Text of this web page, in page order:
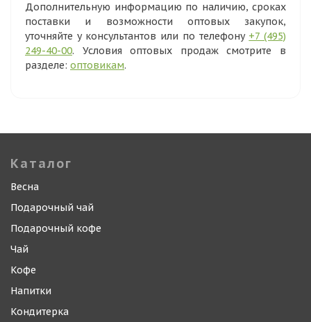
Дополнительную информацию по наличию, сроках
поставки и возможности оптовых закупок,
уточняйте у консультантов или по телефону +7 (495)
249-40-00. Условия оптовых продаж смотрите в
разделе: оптовикам.
Каталог
Весна
Подарочный чай
Подарочный кофе
Чай
Кофе
Напитки
Кондитерка